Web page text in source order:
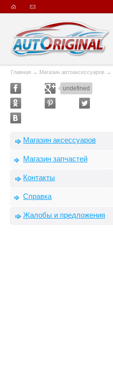
Главная → Магазин автоаксессуаров →
undefined
Магазин аксессуаров
Магазин запчастей
Контакты
Справка
Жалобы и предложения